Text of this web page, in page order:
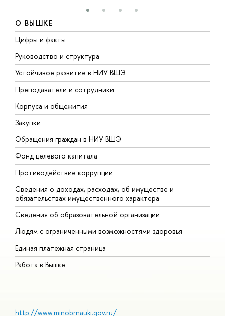
О ВЫШКЕ
Цифры и факты
Руководство и структура
Устойчивое развитие в НИУ ВШЭ
Преподаватели и сотрудники
Корпуса и общежития
Закупки
Обращения граждан в НИУ ВШЭ
Фонд целевого капитала
Противодействие коррупции
Сведения о доходах, расходах, об имуществе и
обязательствах имущественного характера
Сведения об образовательной организации
Людям с ограниченными возможностями здоровья
Единая платежная страница
Работа в Вышке
http://www.minobrnauki.gov.ru/